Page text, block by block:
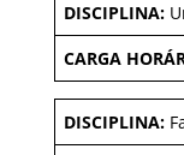
DISCIPLINA:
CARGA
DISCIPLINA: